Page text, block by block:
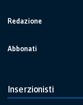
Redazione
Abbonati
Inserzionisti